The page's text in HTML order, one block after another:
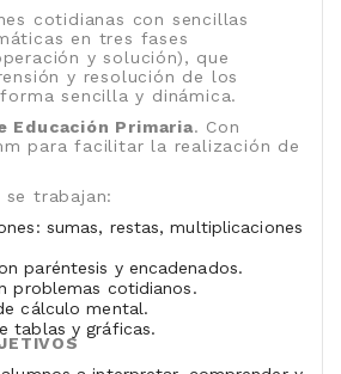
cotidianas con sencillas
en tres fases
y solución), que
y resolución de los
sencilla y dinámica.
Educación Primaria. Con
para facilitar la realización de
se trabajan:
sumas, restas, multiplicaciones
paréntesis y encadenados.
problemas cotidianos.
cálculo mental.
tablas y gráficas.